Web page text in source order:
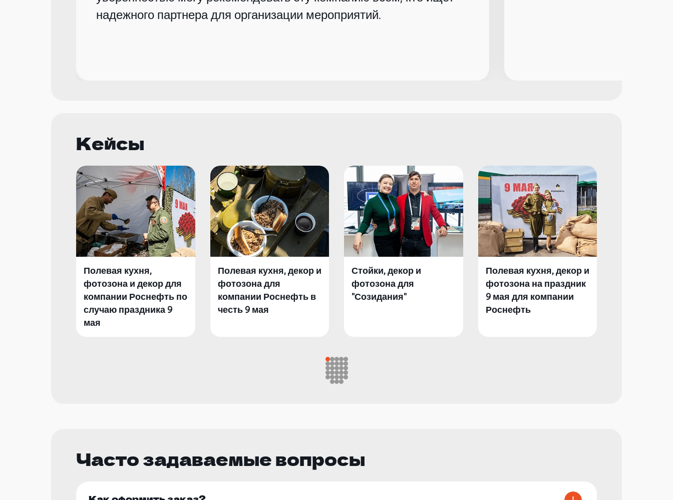
надежного партнера для организации мероприятий.
Кейсы
Полевая кухня,
фотозона и декор для
компании Роснефть по
случаю праздника 9
мая
Полевая кухня, декор и
фотозона для
компании Роснефть в
честь 9 мая
Стойки, декор и
фотозона для
"Созидания"
Полевая кухня, декор и
фотозона на праздник
9 мая для компании
Роснефть
Часто задаваемые вопросы